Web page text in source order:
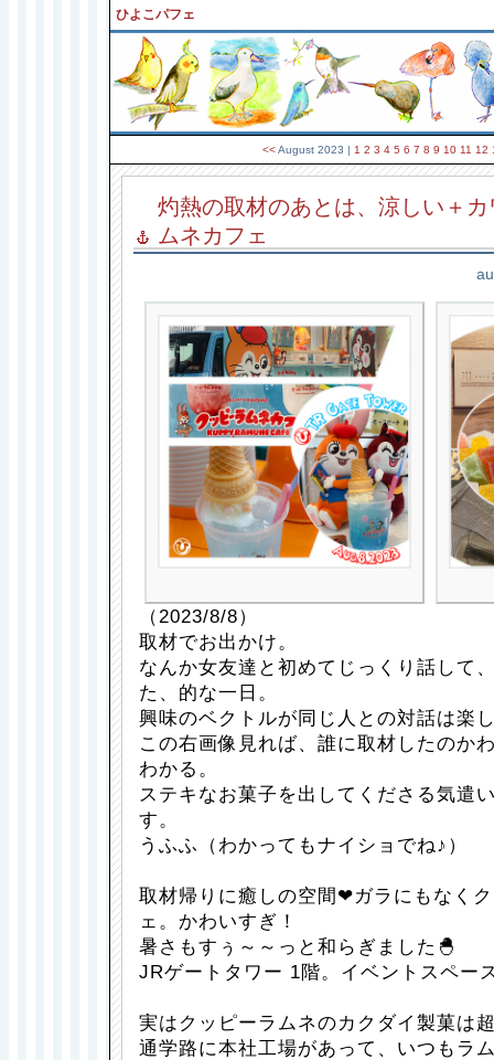
ひよこパフェ
<< August 2023 | 1 2 3 4 5 6 7 8 9 10 11 12
灼熱の取材のあとは、涼しい＋
ムネカフェ
（2023/8/8）
取材でお出かけ。
なんか女友達と初めてじっくり話して
た、的な一日。
興味のベクトルが同じ人との対話は楽
この右画像見れば、誰に取材したのか
わかる。
ステキなお菓子を出してくださる気遣
す。
うふふ（わかってもナイショでね♪）
取材帰りに癒しの空間❤ガラにもなく
ェ。かわいすぎ！
暑さもすぅ～～っと和らぎました🐣
JRゲートタワー 1階。イベントスペー
実はクッピーラムネのカクダイ製菓は
通学路に本社工場があって、いつもラ